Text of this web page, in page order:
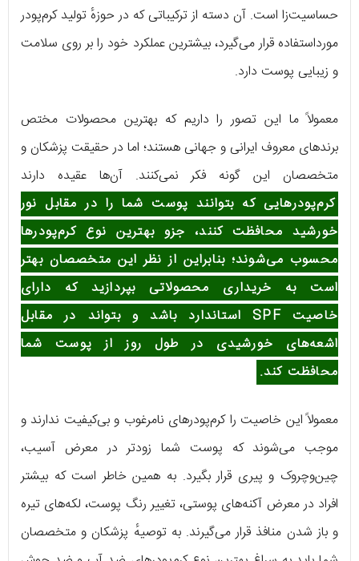
حساسیت‌زا است. آن دسته از ترکیباتی که در حوزهٔ تولید کرم‌پودر
مورداستفاده قرار می‌گیرد، بیشترین عملکرد خود را بر روی سلامت
و زیبایی پوست دارد.
معمولاً ما این تصور را داریم که بهترین محصولات مختص
برندهای معروف ایرانی و جهانی هستند؛ اما در حقیقت پزشکان و
متخصصان این گونه فکر نمی‌کنند. آن‌ها عقیده دارند
کرم‌پودرهایی که بتوانند پوست شما را در مقابل نور
خورشید محافظت کنند، جزو بهترین نوع کرم‌پودرها
محسوب می‌شوند؛ بنابراین از نظر این متخصصان بهتر
است به خریداری محصولاتی بپردازید که دارای
خاصیت SPF استاندارد باشد و بتواند در مقابل
اشعه‌های خورشیدی در طول روز از پوست شما
محافظت کند.
معمولاً این خاصیت را کرم‌پودرهای نامرغوب و بی‌کیفیت ندارند و
موجب می‌شوند که پوست شما زودتر در معرض آسیب،
چین‌وچروک و پیری قرار بگیرد. به همین خاطر است که بیشتر
افراد در معرض آکنه‌های پوستی، تغییر رنگ پوست، لکه‌های تیره
و باز شدن منافذ قرار می‌گیرند. به توصیهٔ پزشکان و متخصصان